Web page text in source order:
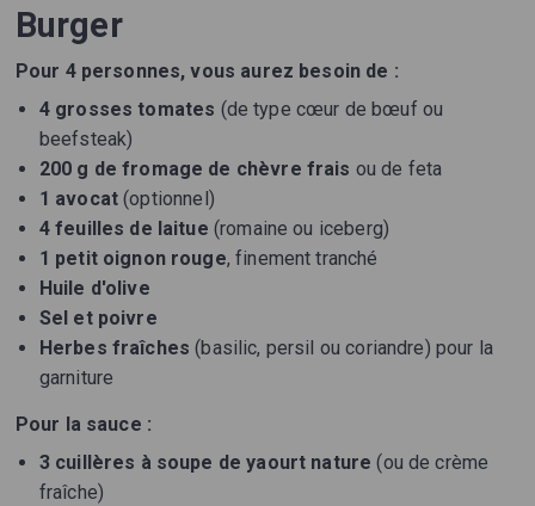
Burger
Pour 4 personnes, vous aurez besoin de :
4 grosses tomates (de type cœur de bœuf ou
beefsteak)
200 g de fromage de chèvre frais ou de feta
1 avocat (optionnel)
4 feuilles de laitue (romaine ou iceberg)
1 petit oignon rouge, finement tranché
Huile d'olive
Sel et poivre
Herbes fraîches (basilic, persil ou coriandre) pour la
garniture
Pour la sauce :
3 cuillères à soupe de yaourt nature (ou de crème
fraîche)